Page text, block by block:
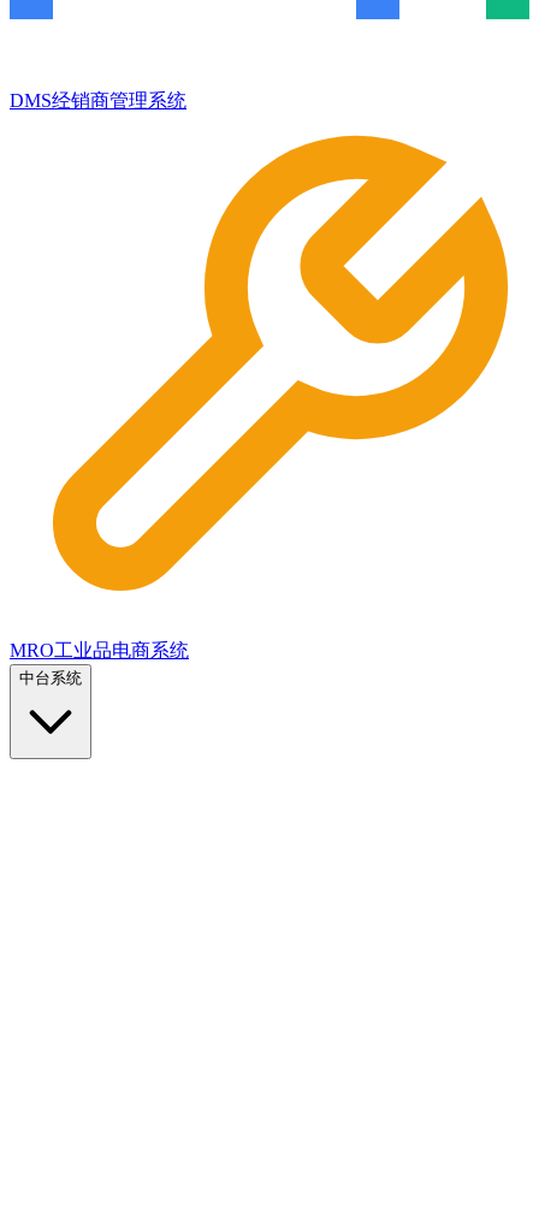
DMS经销商管理系统
MRO工业品电商系统
中台系统